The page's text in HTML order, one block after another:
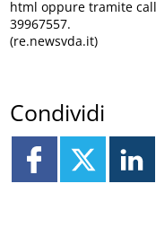
html oppure tramite
39967557.
(re.newsvda.it)
Condividi